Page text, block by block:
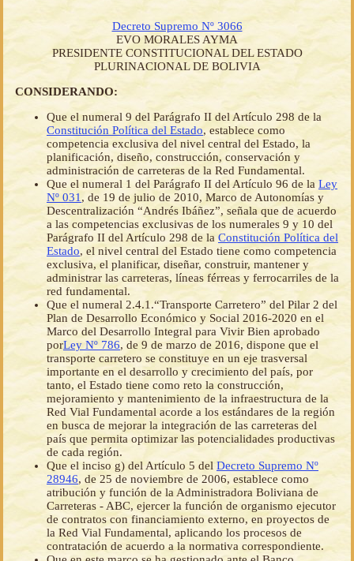
Decreto Supremo Nº 3066
EVO MORALES AYMA
PRESIDENTE CONSTITUCIONAL DEL ESTADO
PLURINACIONAL DE BOLIVIA
CONSIDERANDO:
Que el numeral 9 del Parágrafo II del Artículo 298 de la
Constitución Política del Estado, establece como
competencia exclusiva del nivel central del Estado, la
planificación, diseño, construcción, conservación y
administración de carreteras de la Red Fundamental.
Que el numeral 1 del Parágrafo II del Artículo 96 de la Ley
Nº 031 , de 19 de julio de 2010, Marco de Autonomías y
Descentralización “Andrés Ibáñez”, señala que de acuerdo
a las competencias exclusivas de los numerales 9 y 10 del
Parágrafo II del Artículo 298 de laConstitución Política del
Estado, el nivel central del Estado tiene como competencia
exclusiva, el planificar, diseñar, construir, mantener y
administrar las carreteras, líneas férreas y ferrocarriles de la
red fundamental.
Que el numeral 2.4.1.“Transporte Carretero” del Pilar 2 del
Plan de Desarrollo Económico y Social 2016-2020 en el
Marco del Desarrollo Integral para Vivir Bien aprobado
porLey Nº 786, de 9 de marzo de 2016, dispone que el
transporte carretero se constituye en un eje trasversal
importante en el desarrollo y crecimiento del país, por
tanto, el Estado tiene como reto la construcción,
mejoramiento y mantenimiento de la infraestructura de la
Red Vial Fundamental acorde a los estándares de la región
en busca de mejorar la integración de las carreteras del
país que permita optimizar las potencialidades productivas
de cada región.
Que el inciso g) del Artículo 5 del Decreto Supremo Nº
28946, de 25 de noviembre de 2006, establece como
atribución y función de la Administradora Boliviana de
Carreteras - ABC, ejercer la función de organismo ejecutor
de contratos con financiamiento externo, en proyectos de
la Red Vial Fundamental, aplicando los procesos de
contratación de acuerdo a la normativa correspondiente.